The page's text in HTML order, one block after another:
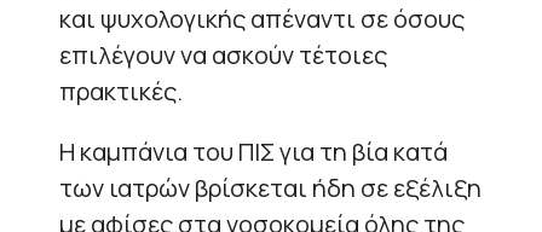
και ψυχολογικής απέναντι σε όσους
επιλέγουν να ασκούν τέτοιες
πρακτικές.
Η καμπάνια του ΠΙΣ για τη βία κατά
των ιατρών βρίσκεται ήδη σε εξέλιξη
με αφίσες στα νοσοκομεία όλης της